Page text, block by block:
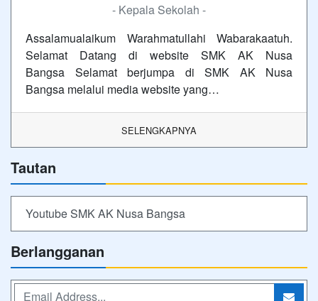
- Kepala Sekolah -
Assalamualaikum Warahmatullahi Wabarakaatuh.
Selamat Datang di website SMK AK Nusa
Bangsa Selamat berjumpa di SMK AK Nusa
Bangsa melalui media website yang…
SELENGKAPNYA
Tautan
Youtube SMK AK Nusa Bangsa
Berlangganan